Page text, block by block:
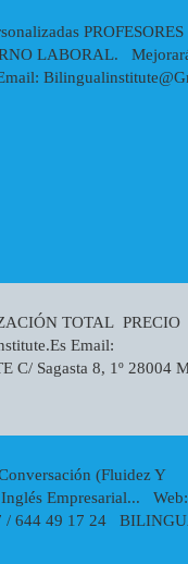
PROFESORES
LABORAL.
TOTAL PRECIO
Email:
C/ Sagasta 8, 1º 28004
(fluidez Y
Inglés Empresarial... Web:
/ 644 49 17 24